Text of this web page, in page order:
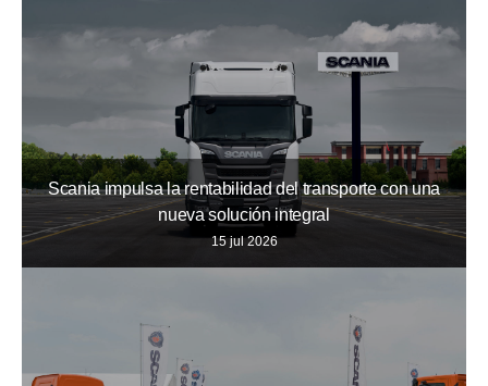
Scania impulsa la rentabilidad del transporte con una
nueva solución integral
15 jul 2026